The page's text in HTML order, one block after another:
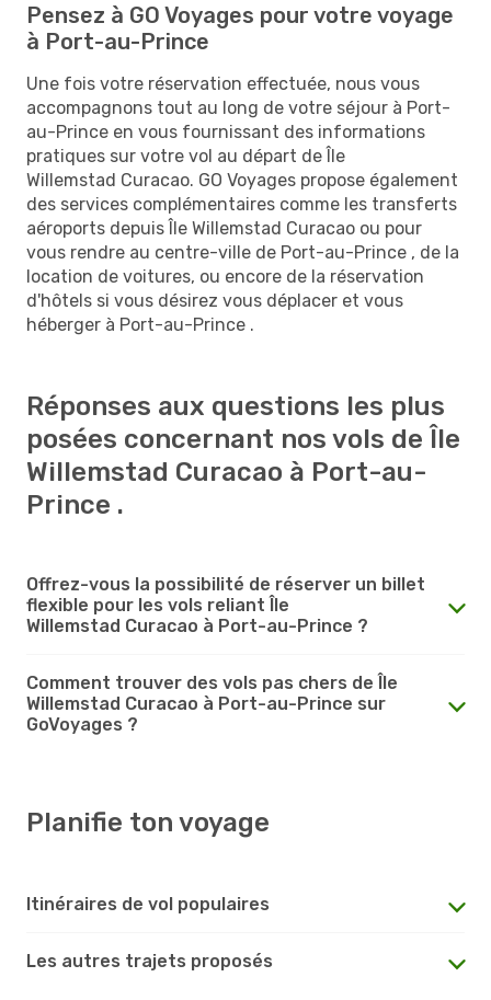
Pensez à GO Voyages pour votre voyage
à Port-au-Prince
Une fois votre réservation effectuée, nous vous
accompagnons tout au long de votre séjour à Port-
au-Prince en vous fournissant des informations
pratiques sur votre vol au départ de Île
Willemstad Curacao. GO Voyages propose également
des services complémentaires comme les transferts
aéroports depuis Île Willemstad Curacao ou pour
vous rendre au centre-ville de Port-au-Prince , de la
location de voitures, ou encore de la réservation
d'hôtels si vous désirez vous déplacer et vous
héberger à Port-au-Prince .
Réponses aux questions les plus
posées concernant nos vols de Île
Willemstad Curacao à Port-au-
Prince .
Offrez-vous la possibilité de réserver un billet
flexible pour les vols reliant Île
Willemstad Curacao à Port-au-Prince ?
Comment trouver des vols pas chers de Île
Willemstad Curacao à Port-au-Prince sur
GoVoyages ?
Planifie ton voyage
Itinéraires de vol populaires
Les autres trajets proposés